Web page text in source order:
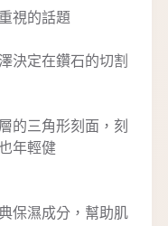
視的話題
決定在鑽石的切割
的三角形刻面，刻
年輕健
保濕成分，幫助肌